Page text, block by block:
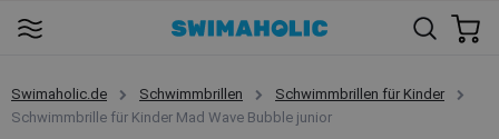
Swimaholic.de Schwimmbrillen
Schwimmbrillen für Kinder
Schwimmbrille für Kinder Mad Wave Bubble junior